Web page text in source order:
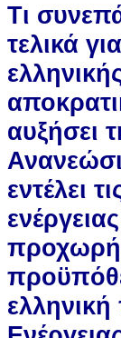
Τι
τελικά
αυξήσει
εντέλει